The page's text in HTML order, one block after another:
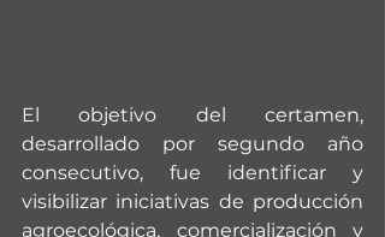
El objetivo del certamen,
desarrollado por segundo año
consecutivo, fue identificar y
visibilizar iniciativas de producción
agroecológica, comercialización y